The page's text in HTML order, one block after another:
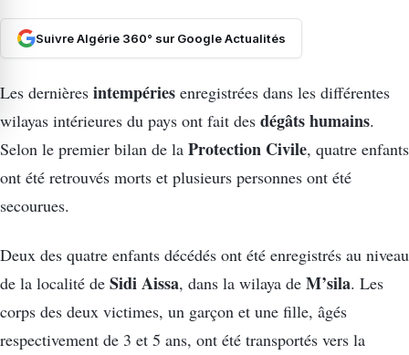
Suivre Algérie 360° sur Google Actualités
Les dernières intempéries enregistrées dans les différentes
wilayas intérieures du pays ont fait des dégâts humains.
Selon le premier bilan de la Protection Civile, quatre enfants
ont été retrouvés morts et plusieurs personnes ont été
secourues.
Deux des quatre enfants décédés ont été enregistrés au niveau
de la localité de Sidi Aissa, dans la wilaya de M’sila. Les
corps des deux victimes, un garçon et une fille, âgés
respectivement de 3 et 5 ans, ont été transportés vers la